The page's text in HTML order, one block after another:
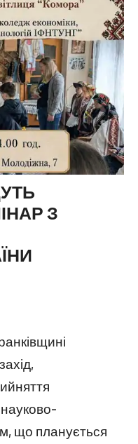
З
науково-
що планується